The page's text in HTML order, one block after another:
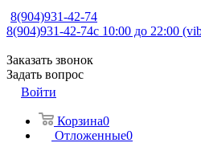
8(904)931-42-74
8(904)931-42-74с 10:00 до 22:00
Заказать звонок
Задать вопрос
Войти
Корзина0
Отложенные0